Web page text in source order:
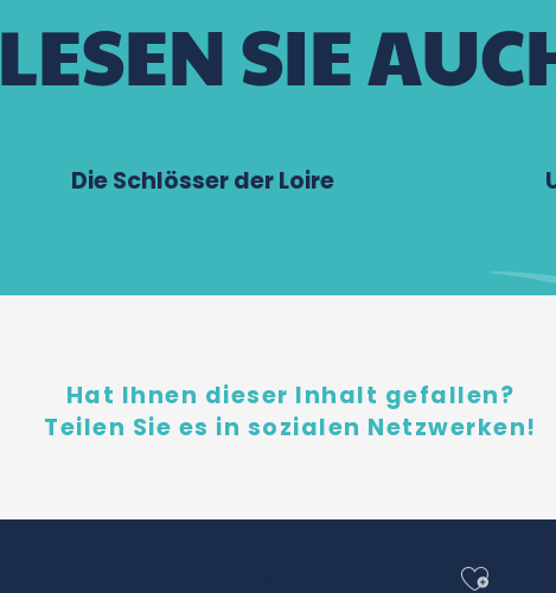
LESEN SIE
Die Schlösser der Loire
Hat Ihnen dieser Inhalt gefallen?
Teilen Sie es in sozialen Netzwerken!